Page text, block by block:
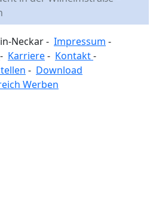
Neckar - Impressum -
- Karriere- Kontakt-
- Download
Werben